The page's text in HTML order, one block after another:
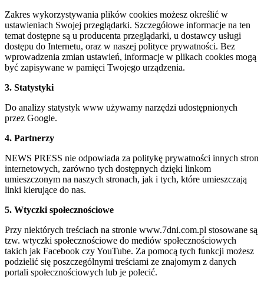
Zakres wykorzystywania plików cookies możesz określić w
ustawieniach Swojej przeglądarki. Szczegółowe informacje na ten
temat dostępne są u producenta przeglądarki, u dostawcy usługi
dostępu do Internetu, oraz w naszej polityce prywatności. Bez
wprowadzenia zmian ustawień, informacje w plikach cookies mogą
być zapisywane w pamięci Twojego urządzenia.
3. Statystyki
Do analizy statystyk www używamy narzędzi udostępnionych
przez Google.
4. Partnerzy
NEWS PRESS nie odpowiada za politykę prywatności innych stron
internetowych, zarówno tych dostępnych dzięki linkom
umieszczonym na naszych stronach, jak i tych, które umieszczają
linki kierujące do nas.
5. Wtyczki społecznościowe
Przy niektórych treściach na stronie www.7dni.com.pl stosowane są
tzw. wtyczki społecznościowe do mediów społecznościowych
takich jak Facebook czy YouTube. Za pomocą tych funkcji możesz
podzielić się poszczególnymi treściami ze znajomym z danych
portali społecznościowych lub je polecić.